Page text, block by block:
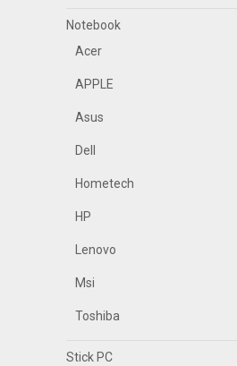
Notebook
Acer
APPLE
Asus
Dell
Hometech
HP
Lenovo
Msi
Toshiba
Stick PC